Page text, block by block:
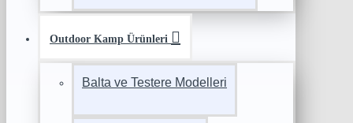
Outdoor Kamp Ürünleri
Balta ve Testere Modelleri